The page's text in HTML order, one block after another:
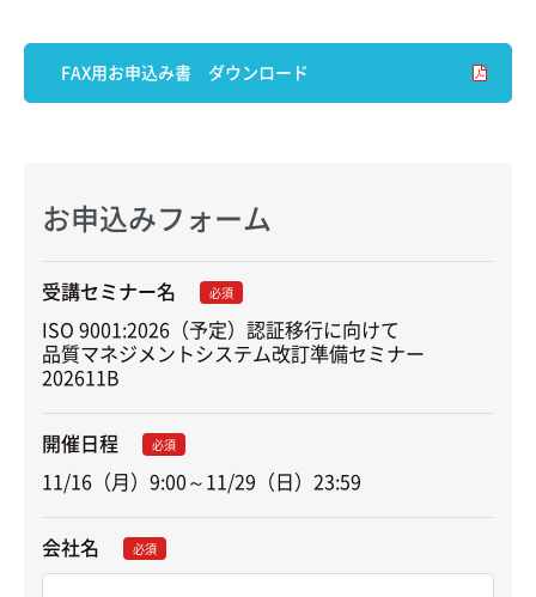
FAX用お申込み書 ダウンロード
お申込みフォーム
受講セミナー名 必須
ISO 9001:2026（予定）認証移行に向けて
品質マネジメントシステム改訂準備セミナー
202611B
開催日程 必須
11/16（月）9:00～11/29（日）23:59
会社名 必須